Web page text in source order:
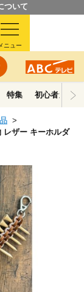
ついて
メニュー
特集 初心者ガイド
レザー キーホルダ